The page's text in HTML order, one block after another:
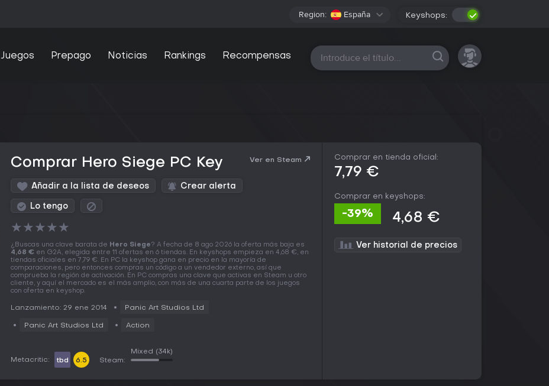
Region: España Keyshops:
Juegos Prepago Noticias Rankings Recompensas Todas las plataformas
Comprar Hero Siege PC Key Ver en Steam
Añadir a la lista de deseos Crear alerta
Lo tengo
★★★★★
¿Buscas una clave barata de Hero Siege? A fecha de 8 ago 2026 la oferta más baja es
4,68 € en G2A, elegida entre 11 ofertas en 6 tiendas. En keyshops empieza en 4,68 €, en
tiendas oficiales en 7,79 €. En PC la keyshop gana en precio en la mayoría de
comparaciones, pero entonces compras un código a un vendedor externo, así que
comprueba la región de activación. En PC compras una clave que activas en Steam u otro
cliente, y aquí el mercado es el más amplio, con más de una cuarta parte de los juegos
con oferta en keyshop.
Lanzamiento: 29 ene 2014 Panic Art Studios Ltd
Panic Art Studios Ltd Action
Metacritic: tbd 6.5 Steam:
Mixed (34k)
Comprar en tienda oficial:
7,79 €
Comprar en keyshops:
-39% 4,68 €
Ver historial de precios